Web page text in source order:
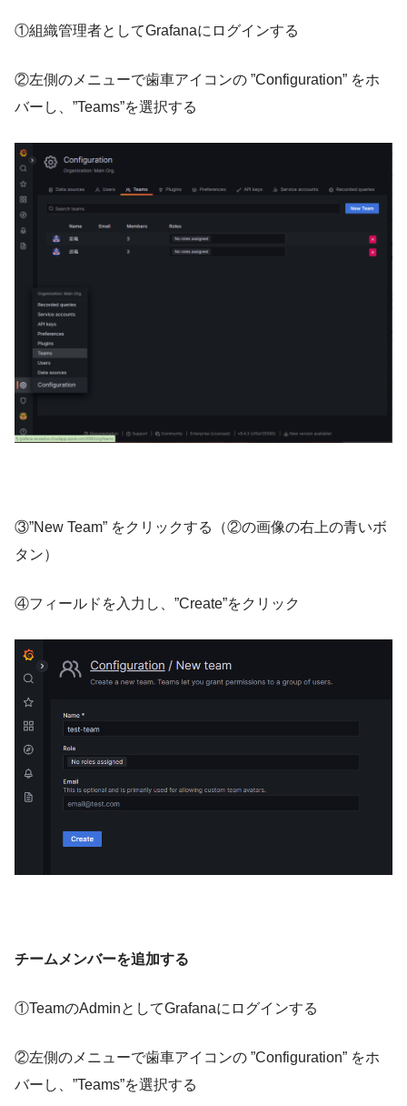
①組織管理者としてGrafanaにログインする
②左側のメニューで歯車アイコンの ”Configuration” をホ
バーし、”Teams”を選択する
③”New Team” をクリックする（②の画像の右上の青いボ
タン）
④フィールドを入力し、”Create”をクリック
チームメンバーを追加する
①TeamのAdminとしてGrafanaにログインする
②左側のメニューで歯車アイコンの ”Configuration” をホ
バーし、”Teams”を選択する